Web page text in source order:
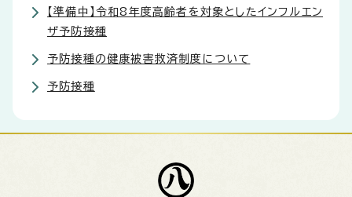
【準備中】令和8年度高齢者を対象としたインフルエン
ザ予防接種
予防接種の健康被害救済制度について
予防接種